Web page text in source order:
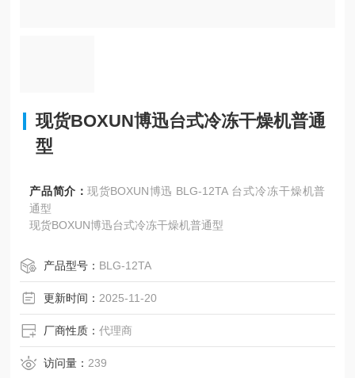
现货BOXUN博迅台式冷冻干燥机普通
型
产品简介：现货BOXUN博迅 BLG-12TA 台式冷冻干燥机普
通型
现货BOXUN博迅台式冷冻干燥机普通型
产品型号： BLG-12TA
更新时间： 2025-11-20
厂商性质：代理商
访问量： 239